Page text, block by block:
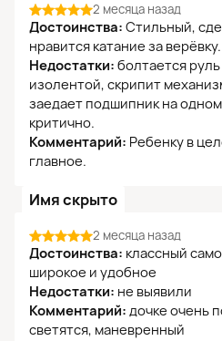
2 месяца назад
Достоинства: Стильный,
нравится катание за верёвку.
Недостатки: болтается
изолентой, скрипит
заедает подшипник на
критично.
Комментарий: Ребенку в
главное.
Имя скрыто
2 месяца назад
Достоинства: классный
широкое и удобное
Недостатки: не выявили
Комментарий: дочке очень
светятся, маневренный